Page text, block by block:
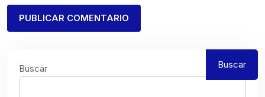
Buscar Buscar